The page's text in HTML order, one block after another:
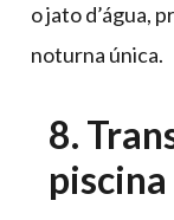
o jato d’água,
noturna única.
8.